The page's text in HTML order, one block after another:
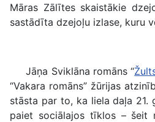
Māras Zālītes skaistākie
sastādīta dzejoļu izlase, kuru
Jāņa Sviklāna romāns “
“Vakara romāns” žūrijas
stāsta par to, ka liela daļa 21.
paiet sociālajos tīklos – šeit